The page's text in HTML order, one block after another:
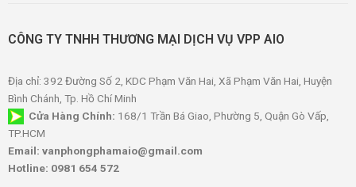
CÔNG TY TNHH THƯƠNG MẠI DỊCH VỤ VPP AIO
Địa chỉ: 392 Đường Số 2, KDC Phạm Văn Hai, Xã Phạm Văn Hai, Huyện
Bình Chánh, Tp. Hồ Chí Minh
Cửa Hàng Chính: 168/1 Trần Bá Giao, Phường 5, Quận Gò Vấp,
TP.HCM
Email: vanphongphamaio@gmail.com
Hotline: 0981 654 572